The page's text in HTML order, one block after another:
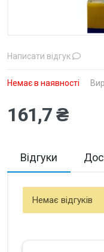
Написати відгук
Немає в наявності
161,7 ₴
Відгуки
Немає відгуків